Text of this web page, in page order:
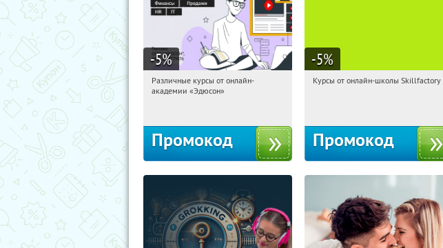
-5%
04:32:18 Получили:
Различные курсы от онлайн-
академии «Эдюсон»
Промокод
-5%
04:32:18
Получи первым!
Курсы от онлайн-школы Skillfactory
Промокод